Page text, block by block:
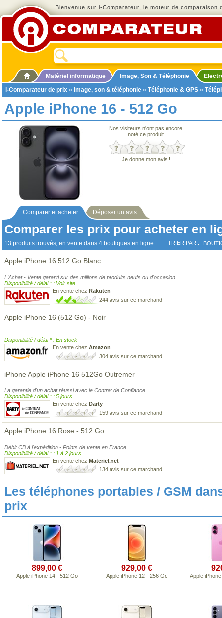
Bienvenue sur i-Comparateur, le moteur de comparaison
Matériel informatique Image, Son & Téléphonie
i-Comparateur de prix » Image, son & téléphonie » Téléphonie & GPS »
Apple iPhone 16 - 512 Go
Nos visiteurs n'ont pas encore
noté ce produit
Je donne mon avis !
Comparer et acheter Déposer un avis
Comparer les prix pour acheter en
13 produits trouvés, en vente dans 4 boutiques en ligne. TRIER PAR :
Apple iPhone 16 512 Go Blanc
L'Achat - Vente garanti sur des millions de produits neufs ou d'occasion
Disponibilité / délai * : Voir site
En vente chez Rakuten
244 avis sur ce marchand
Apple iPhone 16 (512 Go) - Noir
Disponibilité / délai * : En stock
En vente chez Amazon
304 avis sur ce marchand
iPhone Apple iPhone 16 512Go Outremer
La garantie d'un achat réussi avec le Contrat de Confiance
Disponibilité / délai * : 5 jours
En vente chez Darty
159 avis sur ce marchand
Apple iPhone 16 Rose - 512 Go
Débit CB à l'expédition - Points de vente en France
Disponibilité / délai * : 1 à 2 jours
En vente chez Materiel.net
134 avis sur ce marchand
Les téléphones portables / GSM
prix
899,00 €
Apple iPhone 14 - 512 Go
929,00 €
Apple iPhone 12 - 256 Go Apple